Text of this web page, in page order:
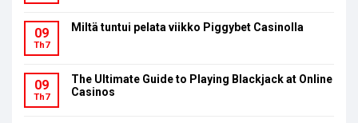
09
Th7
Miltä tuntui pelata viikko Piggybet Casinolla
09
Th7
The Ultimate Guide to Playing Blackjack at Online
Casinos